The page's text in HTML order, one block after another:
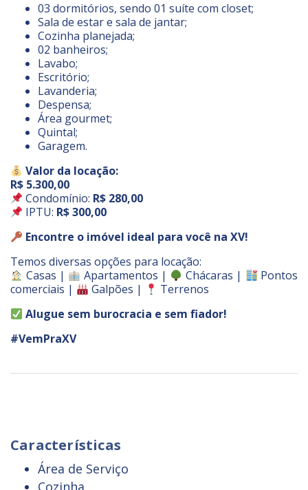
03 dormitórios, sendo 01 suíte com closet;
Sala de estar e sala de jantar;
Cozinha planejada;
02 banheiros;
Lavabo;
Escritório;
Lavanderia;
Despensa;
Área gourmet;
Quintal;
Garagem.
Valor da locação:
R$ 5.300,00
Condomínio: R$ 280,00
IPTU: R$ 300,00
Encontre o imóvel ideal para você na XV!
Temos diversas opções para locação:
Casas |
Apartamentos | Chácaras |
Pontos
comerciais |
Galpões |
Terrenos
Alugue sem burocracia e sem fiador!
#VemPraXV
Características
Área de Serviço
Cozinha